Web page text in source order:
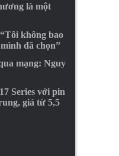
là một
không bao
đã chọn”
mạng: Nguy
Series với pin
giá từ 5,5